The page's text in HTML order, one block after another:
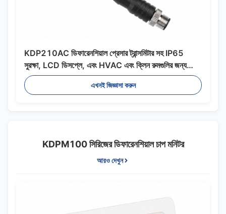
KDP210AC ডিফারেনশিয়াল প্রেসার ট্রান্সমিটার সহ IP65
সুরক্ষা, LCD ডিসপ্লে, এবং HVAC এবং ক্লিন রুমগুলির জন্য
ম্যানুয়াল ক্যালিব্রেশন
এখনই জিজ্ঞাসা করুন
KDPM100 সিরিজের ডিফারেনশিয়াল চাপ মনিটর
আরও দেখুন